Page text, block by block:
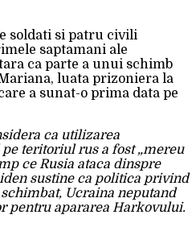
soldati si patru civili
saptamani ale
ca parte a unui schimb
luata prizoniera la
a sunat-o prima data pe
ca utilizarea
teritoriul rus a fost „mereu
ce Rusia ataca dinspre
sustine ca politica privind
Ucraina neputand
pentru apararea Harkovului.